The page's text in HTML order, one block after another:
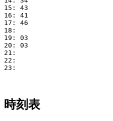
15: 43
16: 41
17: 46
18:
19: 03
20: 03
21:
22:
23:
時刻表